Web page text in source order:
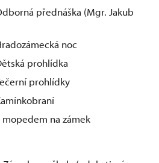
přednáška (Mgr. Jakub
noc
prohlídka
prohlídky
mopedem na zámek